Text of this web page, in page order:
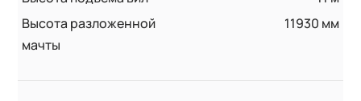
Высота разложенной
мачты
11930 мм